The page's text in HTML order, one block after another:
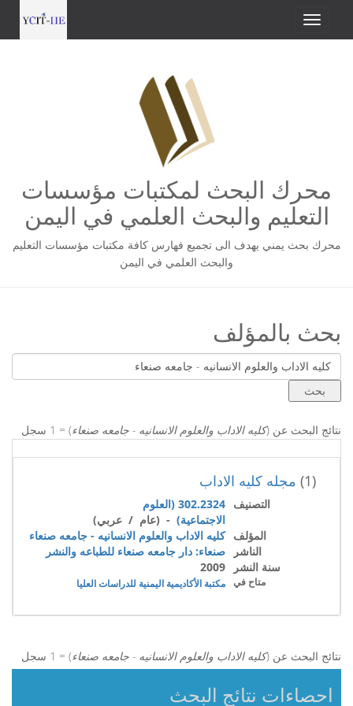
محرك البحث لمكتبات مؤسسات
التعليم والبحث العلمي في اليمن
محرك بحث يمني يهدف الى تجميع فهارس كافة مكتبات مؤسسات التعليم
والبحث العلمي في اليمن
بحث بالمؤلف
نتائج البحث عن (كليه الاداب والعلوم الانسانيه - جامعه صنعاء) = 1 سجل
(1) مجله كليه الاداب
التصنيف
302.2324 (العلوم
الاجتماعية) - (عام / عربي)
المؤلف كليه الاداب والعلوم الانسانيه - جامعه صنعاء
الناشر
صنعاء: دار جامعه صنعاء للطباعه والنشر
سنة النشر
2009
متاح في مكتبة الأكاديمية اليمنية للدراسات العليا
نتائج البحث عن (كليه الاداب والعلوم الانسانيه - جامعه صنعاء) = 1 سجل
احصاءات نتائج البحث